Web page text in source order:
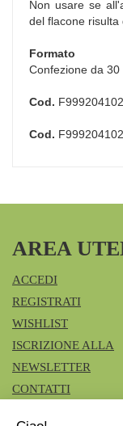
Non usare se
del flacone risulta
Formato
Confezione da 30
Cod. F999204102
Cod. F999204102
AREA
ACCEDI
REGISTRATI
WISHLIST
ISCRIZIONE ALLA
NEWSLETTER
CONTATTI